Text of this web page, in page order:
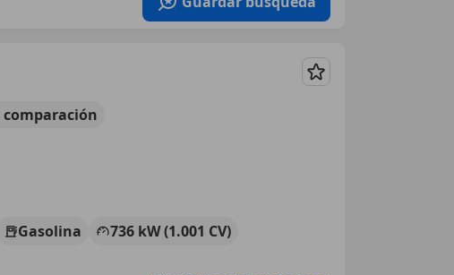
Guardar
comparación
Gasolina
736 kW (1.001 CV)